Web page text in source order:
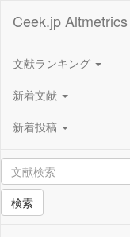
Ceek.jp
文献ランキング
新着文献
新着投稿
検索